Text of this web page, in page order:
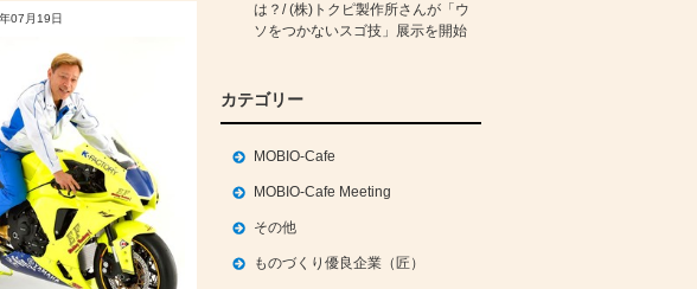
07月19日
は？/ (株)トクピ製作所さんが「ウ
ソをつかないスゴ技」展示を開始
カテゴリー
MOBIO-Cafe
MOBIO-Cafe Meeting
その他
ものづくり優良企業（匠）